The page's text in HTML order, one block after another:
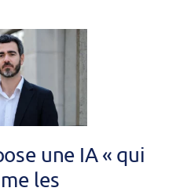
une IA « qui
les